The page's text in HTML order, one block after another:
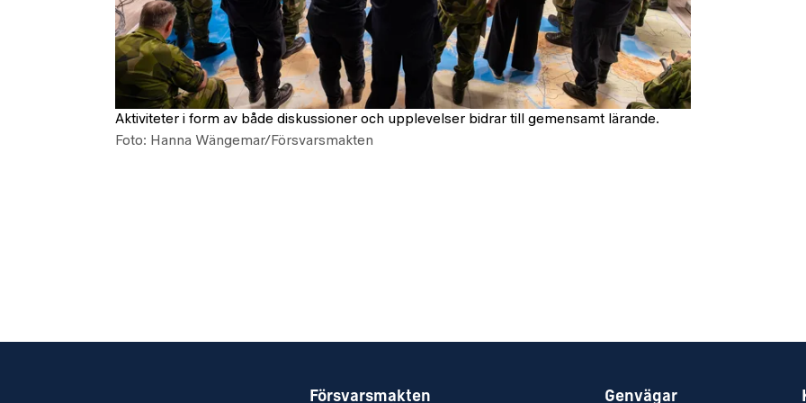
Aktiviteter i form av både diskussioner och upplevelser bidrar till gemensamt lärande.
Foto: Hanna Wängemar/Försvarsmakten
Försvarsmakten Genvägar